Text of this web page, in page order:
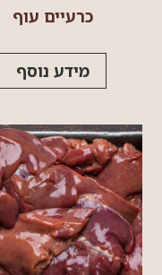
כרעיים עוף
מידע נוסף